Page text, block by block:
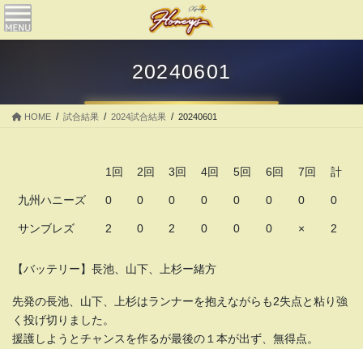
コ
ン
テ
ナ
ビ
ゲ
20240601
HOME 試合結果 2024試合結果 20240601
1回 2回 3回 4回 5回 6回 7回 計
九州ハニーズ 0 0 0 0 0 0 0 0
サンブレズ 2 0 2 0 0 0 × 2
【バッテリー】長池、山下、上杉ー緒方
先発の長池、山下、上杉はランナーを抱えながらも2失点と粘り強
く投げ切りました。
援護しようとチャンスを作るが最後の１本が出ず、無得点。